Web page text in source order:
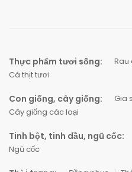
Thực phẩm tươi sống: Rau
Cá thịt tươi
Con giống, cây giống: Gia
Cây giống các loại
Tinh bột, tinh dầu, ngũ cốc:
Ngũ cốc